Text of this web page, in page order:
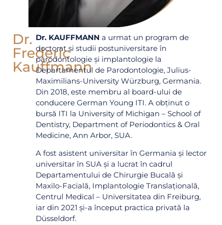
Dr.
Frederic
Kauffmann
Dr. KAUFFMANNa urmat un program de
doctorat și studii postuniversitare în
parodontologie și implantologie la
Departamentul de Parodontologie, Julius-
Maximilians-University Würzburg, Germania.
Din 2018, este membru al board-ului de
conducere German Young ITI. A obținut o
bursă ITI la University of Michigan – School of
Dentistry, Department of Periodontics & Oral
Medicine, Ann Arbor, SUA.
A fost asistent universitar în Germania și lector
universitar în SUA și a lucrat în cadrul
Departamentului de Chirurgie Bucală și
Maxilo-Facială, Implantologie Translațională,
Centrul Medical – Universitatea din Freiburg,
iar din 2021 și-a început practica privată la
Düsseldorf.
Join Our World-Class
Dental Professionals
Community!